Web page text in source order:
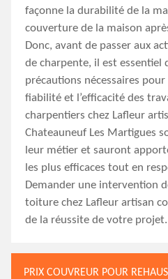
façonne la durabilité de la
couverture de la maison
Donc, avant de passer aux
de charpente, il est essentiel
précautions nécessaires
fiabilité et l’efficacité des
charpentiers chez Lafleur
Chateauneuf Les Martigues
leur métier et sauront
les plus efficaces tout en
Demander une intervention
toiture chez Lafleur artisan
de la réussite de votre projet.
PRIX COUVREUR POUR